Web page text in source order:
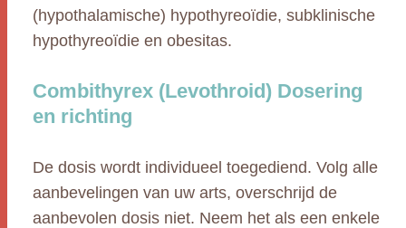
(hypothalamische) hypothyreoïdie, subklinische
hypothyreoïdie en obesitas.
Combithyrex (Levothroid) Dosering
en richting
De dosis wordt individueel toegediend. Volg alle
aanbevelingen van uw arts, overschrijd de
aanbevolen dosis niet. Neem het als een enkele